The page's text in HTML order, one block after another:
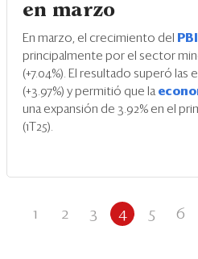
en marzo
En marzo, el crecimiento del PBI
principalmente por el sector
(+7.04%). El resultado superó
(+3.97%) y permitió que la
una expansión de 3.92% en el
(1T25).
1 2 3 4 5 6